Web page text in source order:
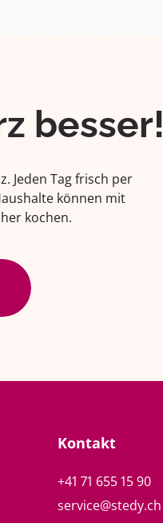
besser!
Jeden Tag frisch per
können mit
kochen.
Kontakt
+41 71 655 15 90
service@stedy.ch